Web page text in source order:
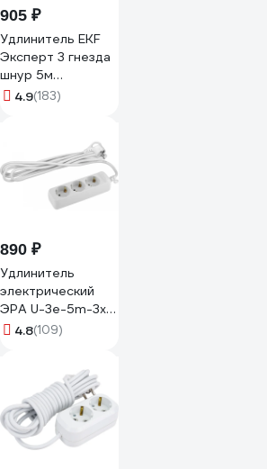
905 ₽
Удлинитель EKF
Эксперт 3 гнезда
шнур 5м
16А/3.5кВт с выкл.
4.9(183)
890 ₽
Удлинитель
электрический
ЭРА U-3e-5m-3x1
с заземлением 3
Б0028371
4.8(109)